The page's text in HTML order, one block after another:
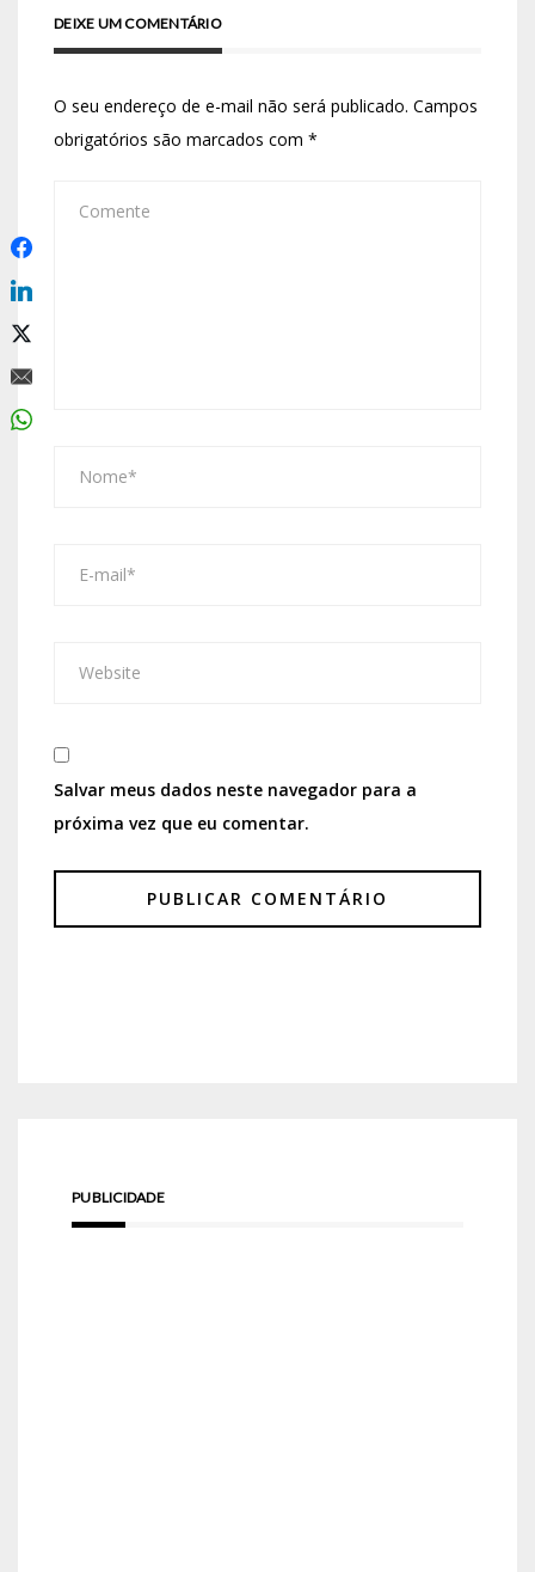
DEIXE UM COMENTÁRIO
O seu endereço de e-mail não será publicado. Campos
obrigatórios são marcados com *
Salvar meus dados neste navegador para a
próxima vez que eu comentar.
PUBLICIDADE